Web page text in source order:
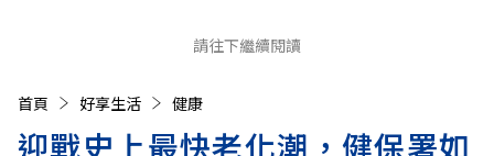
請往下繼續閱讀
首頁 好享生活 健康
迎戰史上最快老化潮，健保署如